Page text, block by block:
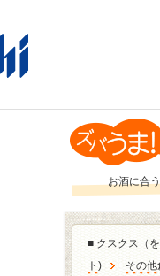
お酒に合
■ クスクス（を
ト ) その他